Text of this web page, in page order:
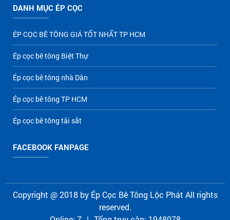
DANH MỤC ÉP CỌC
ÉP CỌC BÊ TÔNG GIÁ TỐT NHẤT TP HCM
Ép cọc bê tông Biệt Thự
Ép cọc bê tông nhà Dân
Ép cọc bê tông TP HCM
Ép cọc bê tông tải sắt
FACEBOOK FANPAGE
Copyright @ 2018 by Ép Cọc Bê Tông Lộc Phát All rights
reserved.